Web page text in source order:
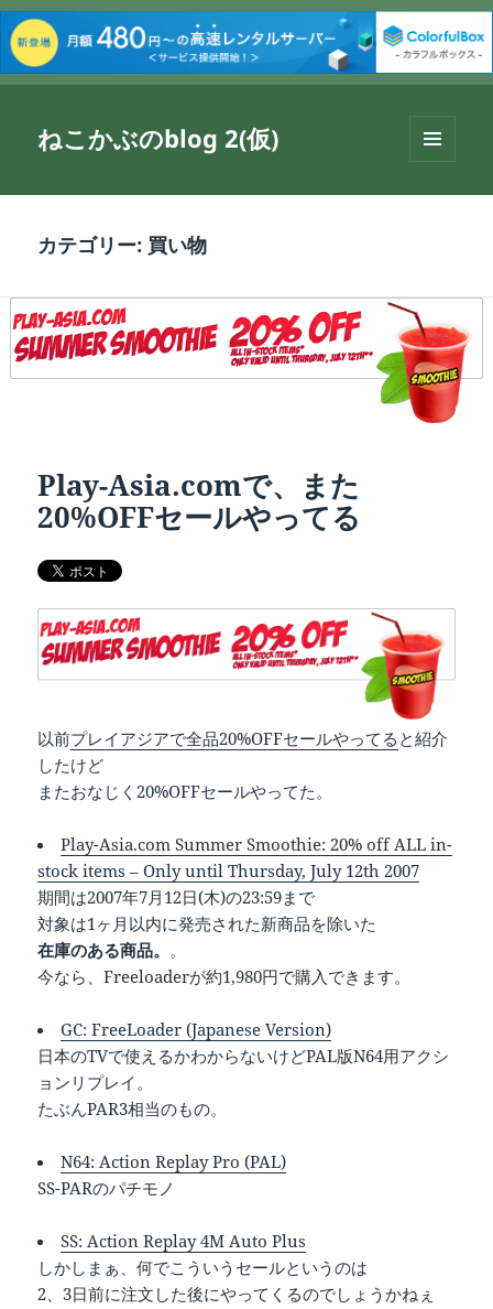
ねこかぶのblog 2(仮)
ーとウ
カテゴリー: 買い物
Play-Asia.comで、また
20%OFFセールやってる
以前プレイアジアで全品20%OFFセールやってる と紹介
したけど
またおなじく20%OFFセールやってた。
Play-Asia.com Summer Smoothie: 20% off ALL in-
stock items – Only until Thursday, July 12th 2007
期間は2007年7月12日(木)の23:59まで
対象は1ヶ月以内に発売された新商品を除いた
在庫のある商品。 。
今なら、Freeloaderが約1,980円で購入できます。
GC: FreeLoader (Japanese Version)
日本のTVで使えるかわからないけどPAL版N64用アクシ
ョンリプレイ。
たぶんPAR3相当のもの。
N64: Action Replay Pro (PAL)
SS-PARのパチモノ
SS: Action Replay 4M Auto Plus
しかしまぁ、何でこういうセールというのは
2、3日前に注文した後にやってくるのでしょうかねぇ